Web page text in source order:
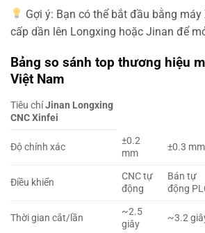
Gợi ý: Bạn có thể bắt đầu bằng
cấp dần lên Longxing hoặc Jinan để
Bảng so sánh top thương hiệu
Việt Nam
Tiêu chíJinan Longxing
CNCXinfei
Độ chính xác
±0.2
mm
±0.3 mm
Điều khiển
CNC tự
động
Bán tự
động
Thời gian cắt/lần
~2.5
giây
~3.2